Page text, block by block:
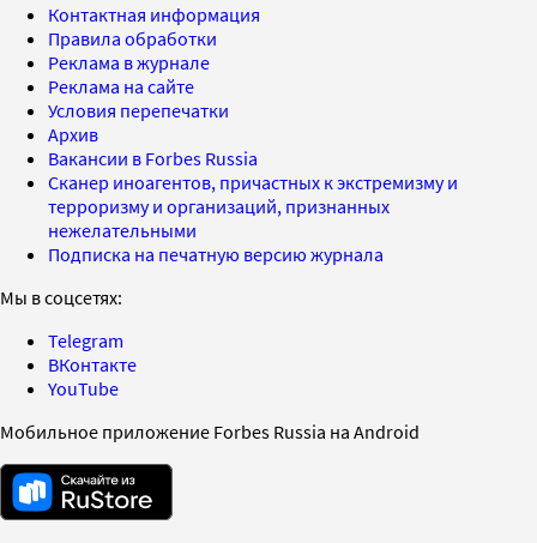
Контактная информация
Правила обработки
Реклама в журнале
Реклама на сайте
Условия перепечатки
Архив
Вакансии в Forbes Russia
Сканер иноагентов, причастных к экстремизму и
терроризму и организаций, признанных
нежелательными
Подписка на печатную версию журнала
Мы в соцсетях:
Telegram
ВКонтакте
YouTube
Мобильное приложение Forbes Russia на Android